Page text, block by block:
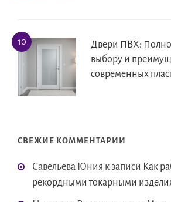
Двери ПВХ:
выбору и
современных
СВЕЖИЕ КОММЕНТАРИИ
Савельева Юния к записи Как
рекордными токарными